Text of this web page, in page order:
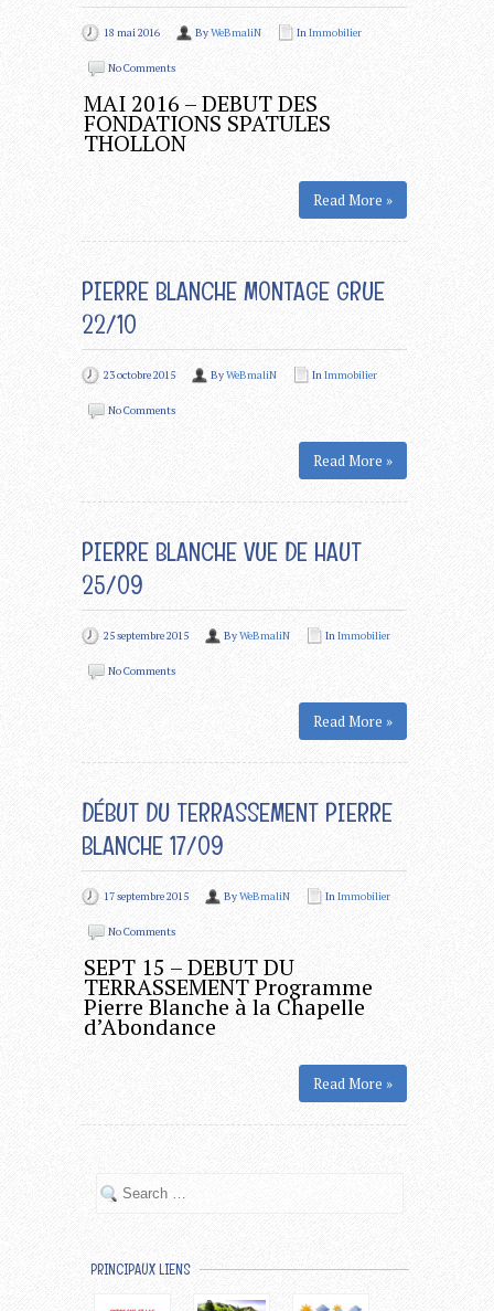
18 mai 2016 ByWeBmaliN InImmobilier
No Comments
MAI 2016 – DEBUT DES
FONDATIONS SPATULES
THOLLON
Read More »
PIERRE BLANCHE MONTAGE GRUE
22/10
23 octobre 2015 ByWeBmaliN InImmobilier
No Comments
Read More »
PIERRE BLANCHE VUE DE HAUT
25/09
25 septembre 2015 ByWeBmaliN InImmobilier
No Comments
Read More »
DÉBUT DU TERRASSEMENT PIERRE
BLANCHE 17/09
17 septembre 2015 ByWeBmaliN InImmobilier
No Comments
SEPT 15 – DEBUT DU
TERRASSEMENT Programme
Pierre Blanche à la Chapelle
d’Abondance
Read More »
PRINCIPAUX LIENS